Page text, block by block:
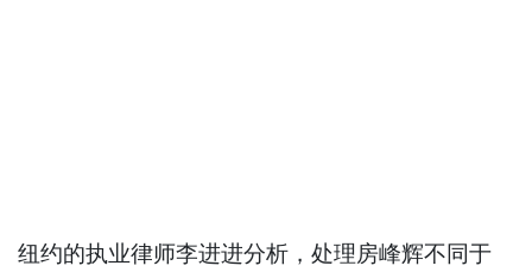
纽约的执业律师李进进分析，处理房峰辉不同于